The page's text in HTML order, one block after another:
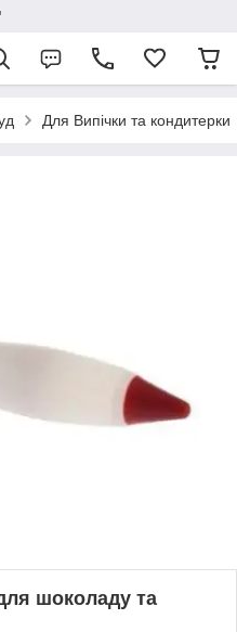
Для Випічки та кондитерки
шоколаду та